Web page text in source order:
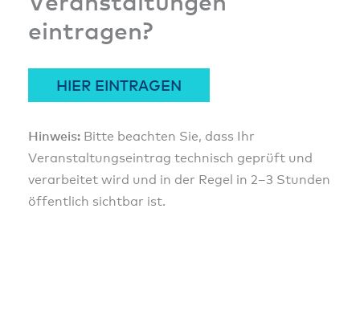
eintragen?
HIER EINTRAGEN
Hinweis:Bitte beachten Sie, dass Ihr
Veranstaltungseintrag technisch geprüft und
verarbeitet wird und in der Regel in 2–3 Stunden
öffentlich sichtbar ist.